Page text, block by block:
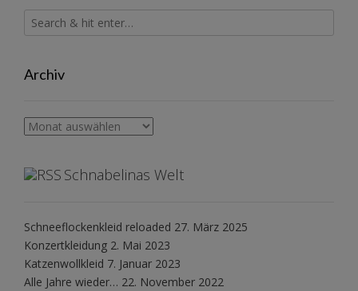
Archiv
Archiv
Schnabelinas Welt
Schneeflockenkleid reloaded 27. März 2025
Konzertkleidung 2. Mai 2023
Katzenwollkleid 7. Januar 2023
Alle Jahre wieder… 22. November 2022